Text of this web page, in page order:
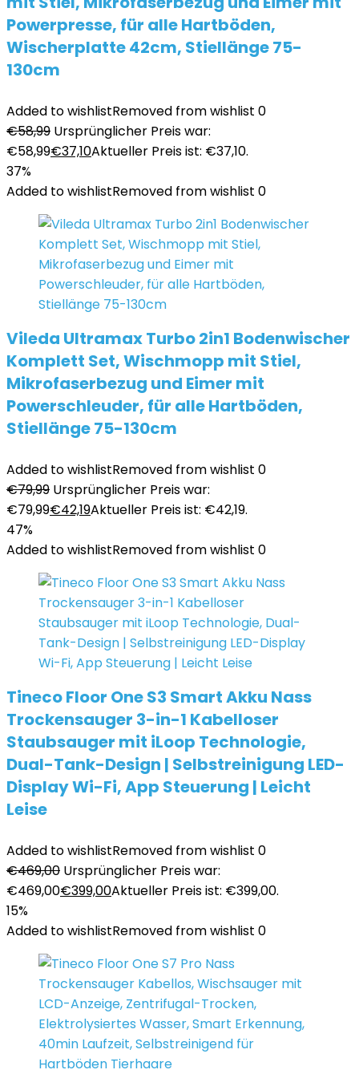
Powerpresse, für alle Hartböden,
Wischerplatte 42cm, Stiellänge 75-
130cm
Added to wishlistRemoved from wishlist 0
€58,99 Ursprünglicher Preis war:
€58,99€37,10Aktueller Preis ist: €37,10.
37%
Added to wishlistRemoved from wishlist 0
Vileda Ultramax Turbo 2in1 Bodenwischer
Komplett Set, Wischmopp mit Stiel,
Mikrofaserbezug und Eimer mit
Powerschleuder, für alle Hartböden,
Stiellänge 75-130cm
Added to wishlistRemoved from wishlist 0
€79,99 Ursprünglicher Preis war:
€79,99€42,19Aktueller Preis ist: €42,19.
47%
Added to wishlistRemoved from wishlist 0
Tineco Floor One S3 Smart Akku Nass
Trockensauger 3-in-1 Kabelloser
Staubsauger mit iLoop Technologie,
Dual-Tank-Design | Selbstreinigung LED-
Display Wi-Fi, App Steuerung | Leicht
Leise
Added to wishlistRemoved from wishlist 0
€469,00 Ursprünglicher Preis war:
€469,00€399,00Aktueller Preis ist: €399,00.
15%
Added to wishlistRemoved from wishlist 0